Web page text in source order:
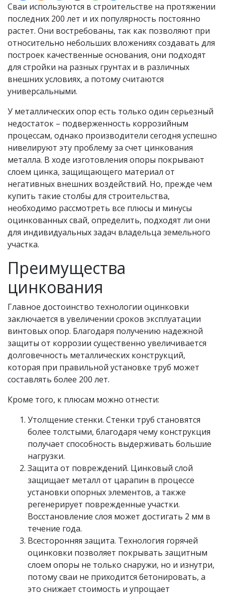
Сваи используются в строительстве на протяжении
последних 200 лет и их популярность постоянно
растет. Они востребованы, так как позволяют при
относительно небольших вложениях создавать для
построек качественные основания, они подходят
для стройки на разных грунтах и в различных
внешних условиях, а потому считаются
универсальными.
У металлических опор есть только один серьезный
недостаток – подверженность коррозийным
процессам, однако производители сегодня успешно
нивелируют эту проблему за счет цинкования
металла. В ходе изготовления опоры покрывают
слоем цинка, защищающего материал от
негативных внешних воздействий. Но, прежде чем
купить такие столбы для строительства,
необходимо рассмотреть все плюсы и минусы
оцинкованных свай, определить, подходят ли они
для индивидуальных задач владельца земельного
участка.
Преимущества
цинкования
Главное достоинство технологии оцинковки
заключается в увеличении сроков эксплуатации
винтовых опор. Благодаря получению надежной
защиты от коррозии существенно увеличивается
долговечность металлических конструкций,
которая при правильной установке труб может
составлять более 200 лет.
Кроме того, к плюсам можно отнести:
Утолщение стенки. Стенки труб становятся
более толстыми, благодаря чему конструкция
получает способность выдерживать большие
нагрузки.
Защита от повреждений. Цинковый слой
защищает металл от царапин в процессе
установки опорных элементов, а также
регенерирует поврежденные участки.
Восстановление слоя может достигать 2 мм в
течение года.
Всесторонняя защита. Технология горячей
оцинковки позволяет покрывать защитным
слоем опоры не только снаружи, но и изнутри,
потому сваи не приходится бетонировать, а
это снижает стоимость и упрощает